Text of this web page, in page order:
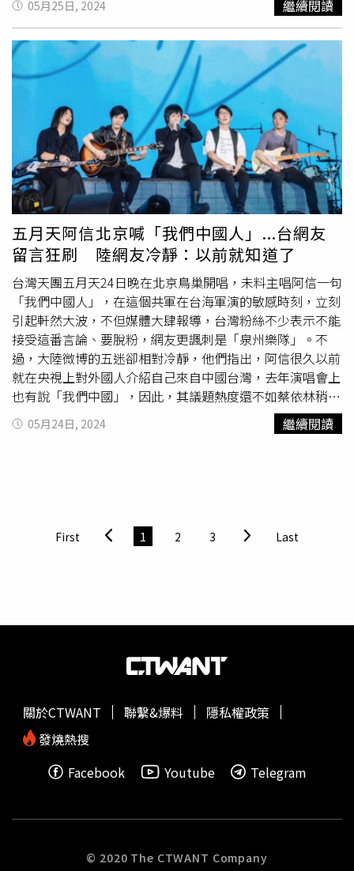
幾次也是應該的。這兩天都在錄音，沒怎麽上網，抱歉來晚
了，都是同一個文化的中華民族，大家加油吧，多些善意的
交流，期待和平統一的日子到來。」近年來演藝事業跨足兩
岸的演員張鈞甯則在微博轉發《人民日報》的貼文，表明自
己「不支持台獨。我們都是中華兒女，盼望能有更多交流，
開創民族的偉大復興。」
是支持統一的啊！」央視新聞官方微博22日發文喊出「台灣
獨』死路一條，祖國統一勢不可擋」等口號。對此，包括
佩岑、歐陽娜娜、楊宗緯、楊丞琳、張韶涵、陳妍希、汪東
城、賴冠霖、吳克群、明道、王以綸、辰亦儒等多名台灣藝
人也都轉發文章，並寫下「中國終將實現完全統一」、「台
灣必將回歸祖國的懷抱」等字句。（圖／翻攝自微博／央視
新聞）接著五月天昨在北京鳥巢舉辦「5525回到那一天」
世界巡迴演唱會，主唱阿信也在和歌迷閒聊的過程中提到
「知道我們昨天在北京吃的是什麼嗎？想知道嗎？大家都叫
我們去吃豆汁，我們沒吃到，但是呢，我們吃了烤鴨」。沒
想到阿信接著又脫口而出，「我們中國人嘛，來北京一定吃
烤鴨的，還要吃什麼呢」，立刻引爆全場尖叫聲，讓他笑稱
「怎麼了，吃烤鴨不行嗎？」對此，信樂團第一任主唱、歌
手「信」蘇見信也不藏了，昨晚直接在微博發文指出「從以
前到現在，我一直都是支持統一的啊，要再多說幾次也是應
該的。這兩天都在錄音，沒怎麽上網，抱歉來晚了，都是同
一個文化的中華民族，大家加油吧，多些善意的交流，期待
和平統一的日子到來。」貼文曝光也讓大陸網民相當開心，
「壓根就沒擔心過你的政治立場問題，你永遠讓我心安，喜
歡你從來都是最我自豪的事！ ！ ！ ！謝謝你」、「政治立
場永遠堅定的老大！ ！ ！我會愛你一輩子」、「從來不需
要質疑你，有時候也沒必要解釋，行動比說的重要多了」、
05月25日, 2024 繼續閱讀
五月天阿信北京喊「我們中國人」...台網友
留言狂刷 陸網友冷靜：以前就知道了
台灣天團五月天24日晚在北京鳥巢開唱，未料主唱阿信一句
「我們中國人」，在這個共軍在台海軍演的敏感時刻，立刻
引起軒然大波，不但媒體大肆報導，台灣粉絲不少表示不能
接受這番言論、要脫粉，網友更諷刺是「泉州樂隊」。不
過，大陸微博的五迷卻相對冷靜，他們指出，阿信很久以前
就在央視上對外國人介紹自己來自中國台灣，去年演唱會上
也有說「我們中國」，因此，其議題熱度還不如蔡依林稍晚
在南昌演唱會上說「我們南昌最熱情了」。五月天在北京鳥
巢舉辦「5525回到那一天」世界巡迴演唱會，阿信和歌迷
說「怎麼了，吃烤鴨不行嗎」，他笑說還可以去吃涮羊肉。
阿信在演唱會閒聊橋段說「我們中國人來北京一定吃烤
稍晚9點半左右，蔡依林在南昌演唱會上說「我們中國南昌
是為了稍稍降溫，蔡依林工作室在官方微博上傳了演唱會照
片重複蔡依林所言「我們中國，南昌最熱情了對吧！」加了
所以在微博上迅速退燒，可能是因為如大陸五迷所言，這也
並非阿信第一次表明立場，前幾天的演唱會上他就有說「希
國」，很久以前就在央視上對外國人介紹自己來自中國台
「五月天變五月花了，淚流滿面洗不乾淨了」、「我希望不
05月24日, 2024 繼續閱讀
First 1 2 3 Last
關於CTWANT 聯繫&爆料
隱私權政策
發燒熱搜
Facebook
Youtube Telegram
© 2020 The CTWANT Company